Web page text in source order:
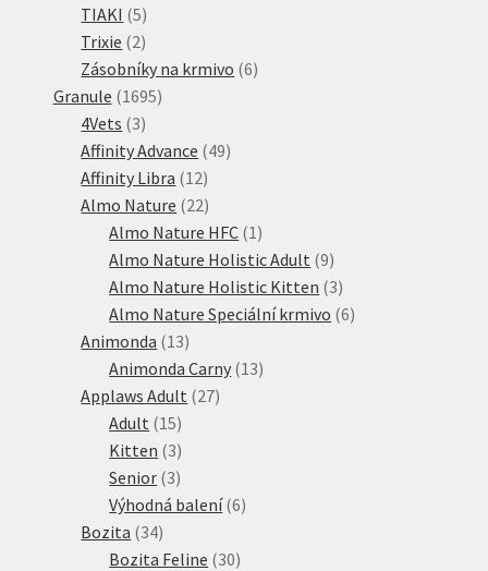
TIAKI 55
produktů
Trixie 22
produkty
Zásobníky na krmivo 66
Granule 16951695
4Vets 33
produkty
Affinity Advance 4949
Affinity Libra 1212
produktů
Almo Nature 2222
produktů
Almo Nature HFC 1 1
produkt
Almo Nature Holistic Adult 99
produktů
Almo Nature Holistic Kitten 33
produkty
Almo Nature Speciální krmivo 66
Animonda 1313
produktů
Animonda Carny 1313
Applaws Adult 2727
Adult 1515
produktů
Kitten 33
produkty
Senior 33
produkty
Výhodná balení 66
Bozita 3434
produktů
Bozita Feline 3030